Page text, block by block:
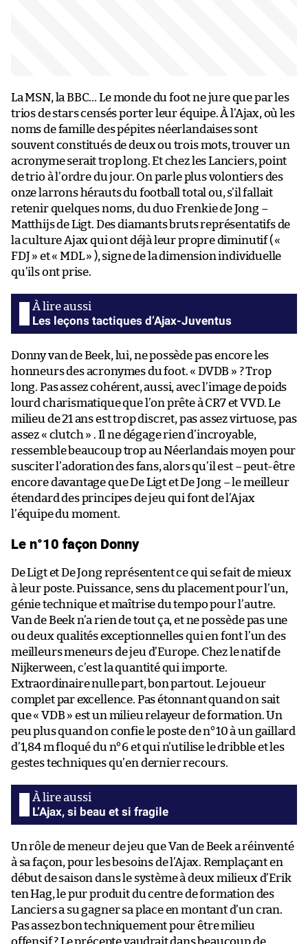
La MSN, la BBC… Le monde du foot ne jure que par les
trios de stars censés porter leur équipe. À l’Ajax, où les
noms de famille des pépites néerlandaises sont
souvent constitués de deux ou trois mots, trouver un
acronyme serait trop long. Et chez les Lanciers, point
de trio à l’ordre du jour. On parle plus volontiers des
onze larrons hérauts du football total ou, s’il fallait
retenir quelques noms, du duo Frenkie de Jong –
Matthijs de Ligt. Des diamants bruts représentatifs de
la culture Ajax qui ont déjà leur propre diminutif ( «
FDJ » et « MDL » ), signe de la dimension individuelle
qu’ils ont prise.
Les leçons tactiques d’Ajax-Juventus
Donny van de Beek, lui, ne possède pas encore les
honneurs des acronymes du foot. « DVDB » ? Trop
long. Pas assez cohérent, aussi, avec l’image de poids
lourd charismatique que l’on prête à CR7 et VVD. Le
milieu de 21 ans est trop discret, pas assez virtuose, pas
assez « clutch » . Il ne dégage rien d’incroyable,
ressemble beaucoup trop au Néerlandais moyen pour
susciter l’adoration des fans, alors qu’il est – peut-être
encore davantage que De Ligt et De Jong – le meilleur
étendard des principes de jeu qui font de l’Ajax
l’équipe du moment.
Le n°10 façon Donny
De Ligt et De Jong représentent ce qui se fait de mieux
à leur poste. Puissance, sens du placement pour l’un,
génie technique et maîtrise du tempo pour l’autre.
Van de Beek n’a rien de tout ça, et ne possède pas une
ou deux qualités exceptionnelles qui en font l’un des
meilleurs meneurs de jeu d’Europe. Chez le natif de
Nijkerween, c’est la quantité qui importe.
Extraordinaire nulle part, bon partout. Le joueur
complet par excellence. Pas étonnant quand on sait
que « VDB » est un milieu relayeur de formation. Un
peu plus quand on confie le poste de n°10 à un gaillard
d’1,84 m floqué du n°6 et qui n’utilise le dribble et les
gestes techniques qu’en dernier recours.
L’Ajax, si beau et si fragile
Un rôle de meneur de jeu que Van de Beek a réinventé
à sa façon, pour les besoins de l’Ajax. Remplaçant en
début de saison dans le système à deux milieux d’Erik
ten Hag, le pur produit du centre de formation des
Lanciers a su gagner sa place en montant d’un cran.
Pas assez bon techniquement pour être milieu